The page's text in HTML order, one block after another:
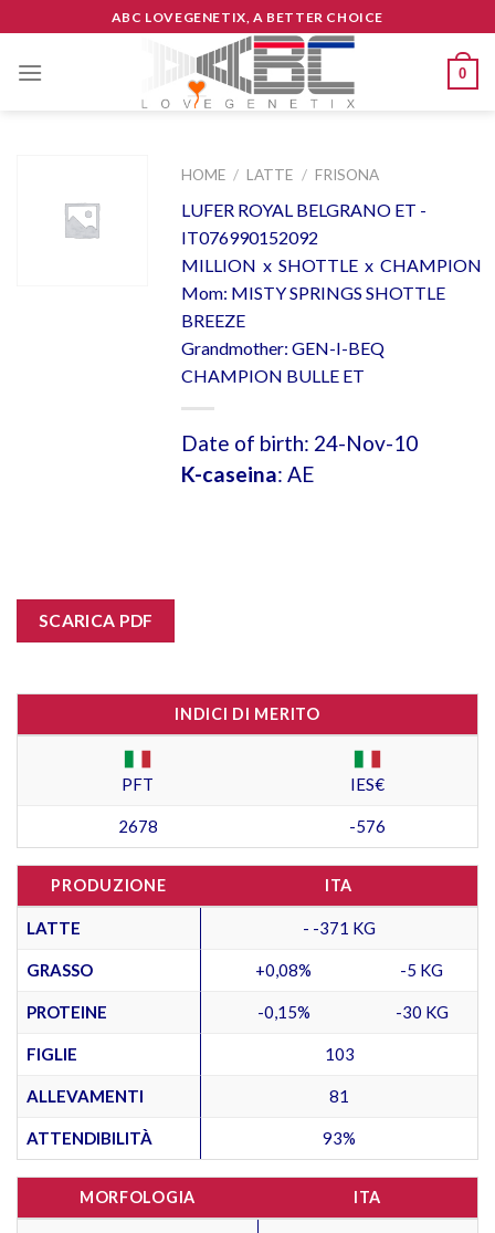
to
content
ABC LOVEGENETIX, A BETTER CHOICE
0
HOME / LATTE / FRISONA
LUFER ROYAL BELGRANO ET -
IT076990152092
MILLION x SHOTTLE x CHAMPION
Mom: MISTY SPRINGS SHOTTLE
BREEZE
Grandmother: GEN-I-BEQ
CHAMPION BULLE ET
Date of birth: 24-Nov-10
K-caseina: AE
SCARICA PDF
INDICI DI MERITO
PFT IES€
2678 -576
PRODUZIONE ITA
LATTE - -371 KG
GRASSO +0,08% -5 KG
PROTEINE -0,15% -30 KG
FIGLIE 103
ALLEVAMENTI 81
ATTENDIBILITÀ 93%
MORFOLOGIA ITA